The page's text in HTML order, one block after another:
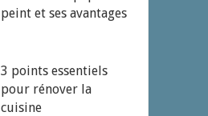
peint et ses avantages
3 points essentiels
pour rénover la
cuisine